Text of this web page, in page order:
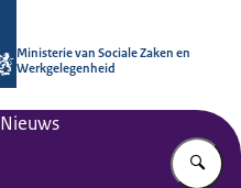
Ministerie van Sociale Zaken en
Werkgelegenheid
Nieuws